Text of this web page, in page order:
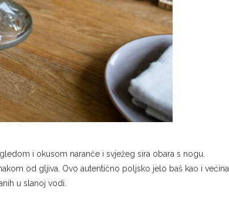
i okusom naranče i svježeg sira obara s nogu.
od gljiva. Ovo autentično poljsko jelo baš kao i većina
u slanoj vodi.